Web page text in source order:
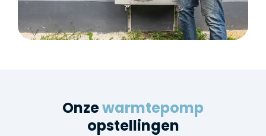
Onzewarmtepomp
opstellingen